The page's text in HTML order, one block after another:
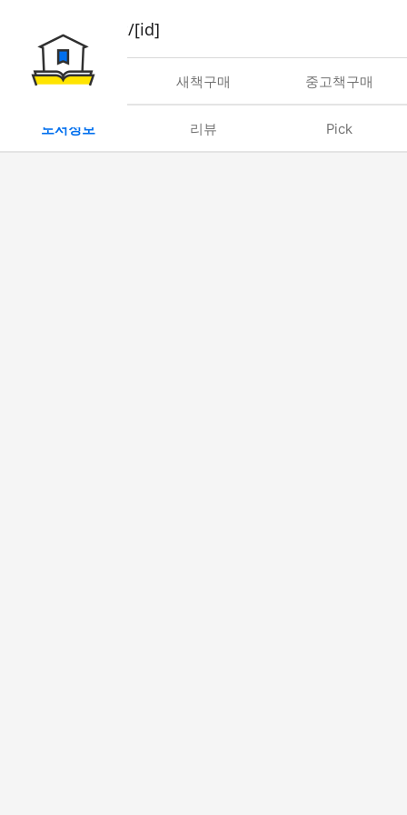
book/rent/[id]
대여 새책구매 중고책구매
도서정보 리뷰 Pick